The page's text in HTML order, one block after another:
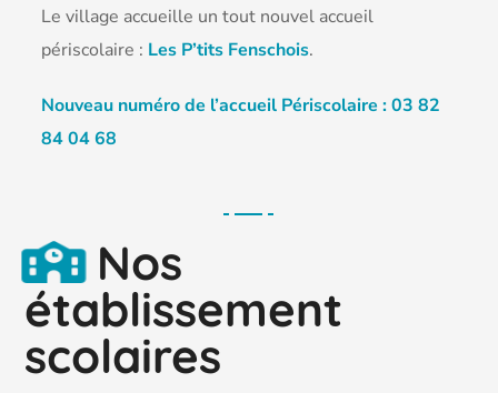
Le village accueille un tout nouvel accueil
périscolaire : Les P’tits Fenschois.
Nouveau numéro de l’accueil Périscolaire : 03 82
84 04 68
Nos
établissement
scolaires